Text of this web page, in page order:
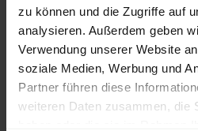
zu können und die Zugriffe auf
analysieren. Außerdem geben
Verwendung unserer Website
soziale Medien, Werbung und
Partner führen diese
weiteren Daten zusammen, die
lose Ware
September
2025
Januar
2026
250 €
Die aktuelle Preisentwicklung für
können Sie jederzeit auf